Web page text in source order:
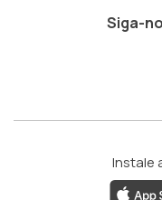
Siga-
Instale